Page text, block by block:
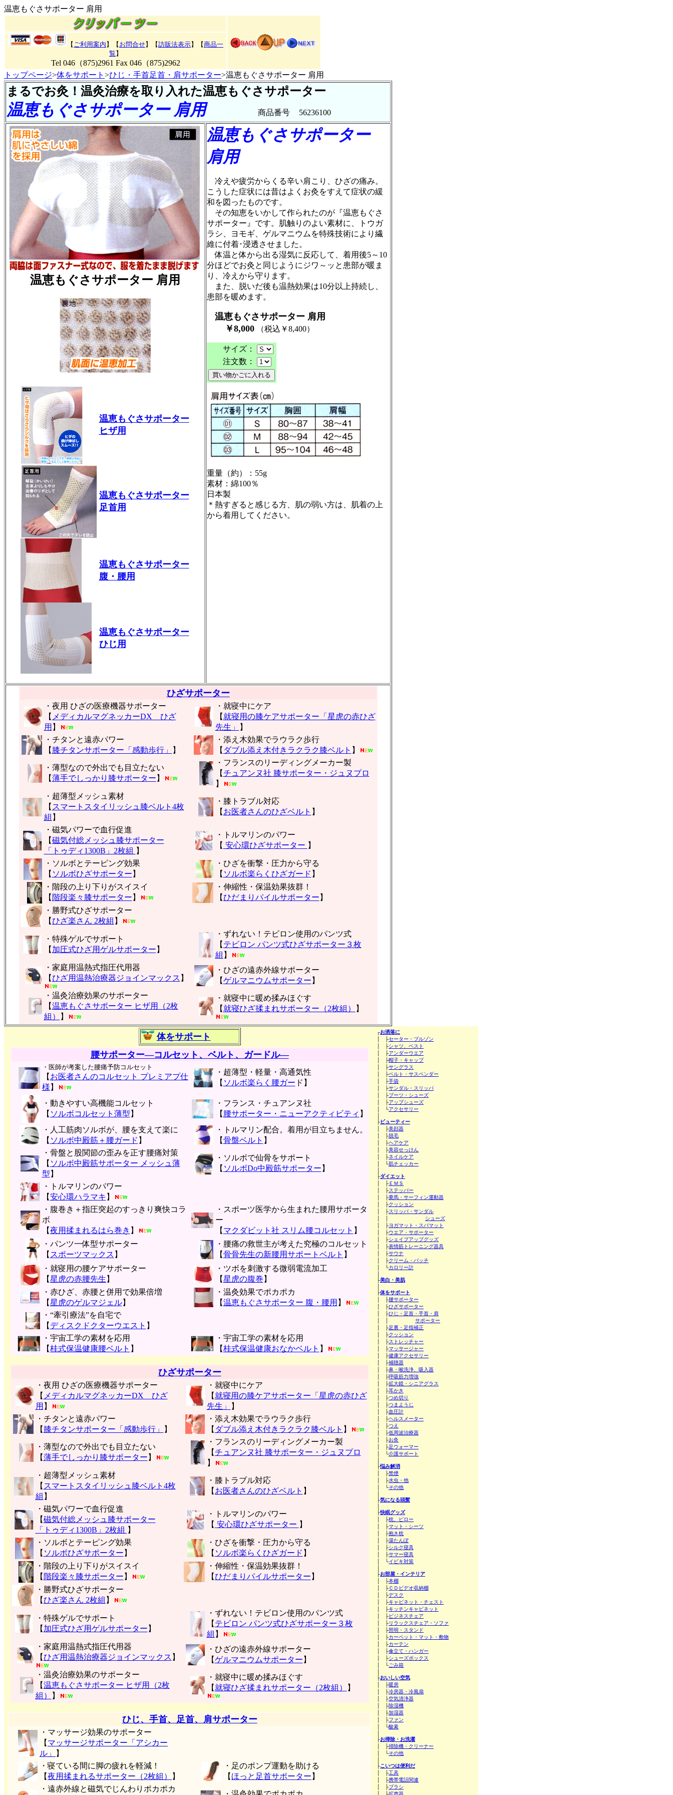
温恵もぐさサポーター 肩用
【 ご利用案内 】【 お問合せ】【訪販法表示】【商品一
覧 】
Tel 046（875)2961 Fax 046（875)2962
トップページ>体をサポート >ひじ・手首足首・肩サポーター>温恵もぐさサポーター 肩用
まるでお灸！温灸治療を取り入れた温恵もぐさサポーター
温恵もぐさサポーター 肩用 商品番号 56236100
温恵もぐさサポーター 肩用
温恵もぐさサポーター
ヒザ用
温恵もぐさサポーター
足首用
温恵もぐさサポーター
腹・腰用
温恵もぐさサポーター
ひじ用
温恵もぐさサポーター
肩用
冷えや疲労からくる辛い肩こり、ひざの痛み。
こうした症状には昔はよくお灸をすえて症状の緩
和を図ったものです。
その知恵をいかして作られたのが『温恵もぐさ
サポーター』です。肌触りのよい素材に、トウガ
ラシ、ヨモギ、ゲルマニウムを特殊技術により繊
維に付着･浸透させました。
体温と体から出る湿気に反応して、着用後5～10
分ほどでお灸と同じようにジワ～ッと患部が暖ま
り、冷えから守ります。
また、脱いだ後も温熱効果は10分以上持続し、
患部を暖めます。
温恵もぐさサポーター 肩用
￥8,000 （税込￥8,400）
サイズ：
注文数：
重量（約）：55g
素材：綿100％
日本製
＊熱すぎると感じる方、肌の弱い方は、肌着の上
から着用してください。
ひざサポーター
・夜用 ひざの医療機器サポーター
【 メディカルマグネッカーDX ひざ
用 】
・就寝中にケア
【 就寝用の膝ケアサポーター「星虎の赤ひざ
先生」
】
・チタンと遠赤パワー
【 膝チタンサポーター「感動歩行」 】
・添え木効果でラウラク歩行
【 ダブル添え木付きラクラク膝ベルト 】
・薄型なので外出でも目立たない
【薄手でしっかり膝サポーター 】
・フランスのリーディングメーカー製
【チュアンヌ社 膝サポーター・ジュヌプロ
】
・超薄型メッシュ素材
【 スマートスタイリッシュ膝ベルト4枚
組 】
・膝トラブル対応
【 お医者さんのひざベルト 】
・磁気パワーで血行促進
【磁気付総メッシュ膝サポーター
「トゥディ1300B」2枚組 】
・トルマリンのパワー
【 安心環ひざサポーター 】
・ソルボとテーピング効果
【 ソルボひざサポーター 】
・ひざを衝撃・圧力から守る
【 ソルボ楽らくひざガード 】
・階段の上り下りがスイスイ
【 階段楽々膝サポーター 】
・伸縮性・保温効果抜群！
【ひだまりパイルサポーター 】
・勝野式ひざサポーター
【ひざ楽さん 2枚組 】
・特殊ゲルでサポート
【 加圧式ひざ用ゲルサポーター 】
・ずれない！テビロン使用のパンツ式
【 テビロン パンツ式ひざサポーター３枚
組 】
・家庭用温熱式指圧代用器
【ひざ用温熱治療器ジョインマックス 】
・ひざの遠赤外線サポーター
【ゲルマニウムサポーター 】
・温灸治療効果のサポーター
【温恵もぐさサポーター ヒザ用（2枚
組）
】
・就寝中に暖め揉みほぐす
【 就寝ひざ揉まれサポーター（2枚組） 】
体をサポート ┌お洒落に
│ ├セーター・ブルゾン
│ ├シャツ、ベスト
│ ├アンダーウエア
│ ├帽子・キャップ
│ ├サングラス
│ ├ベルト・サスペンダー
│ ├手袋
│ ├サンダル・スリッパ
│ ├ブーツ・シューズ
│ ├アップシューズ
│ └アクセサリー
├ビューティー
│ ├美顔器
│ ├脱毛
│ ├ヘアケア
│ ├美容せっけん
│ ├ネイルケア
│ └肌チェッカー
├ダイエット
│ ├ＥＭＳ
│ ├ステッパー
│ ├乗馬・サーフィン運動器
│ ├クッション
│ ├スリッパ・サンダル
シューズ
│ ├ヨガマット・スパマット
│ ├ウエア・サポーター
│ ├シェイプアップグッズ
│ ├表情筋トレーニング器具
│ ├サウナ
│ ├クリーム・パッチ
│ └カロリー計
├美白・美肌
├体をサポート
│ ├腰サポーター
│ ├ひざサポーター
│ ├ひじ・足首・手首・肩
サポーター
│ ├足裏・足指補正
│ ├クッション
│ ├ストレッチャー
│ ├マッサージャー
│ ├健康アクセサリー
│ ├補聴器
│ ├鼻・喉洗浄、吸入器
│ ├呼吸筋力増強
│ ├拡大鏡・シニアグラス
│ ├耳かき
│ ├つめ切り
│ ├つまようじ
│ ├血圧計
│ ├ヘルスメーター
│ ├つえ
│ ├低周波治療器
│ ├お灸
│ ├足ウォーマー
│ └介護サポート
├悩み解消
│ ├禁煙
│ ├水虫・他
│ └その他
├気になる頭髪
├快眠グッズ
│ ├枕、ピロー
│ ├マット・シーツ
│ ├抱き枕
│ ├湯たんぽ
│ ├シルク寝具
│ ├サマー寝具
│ └イビキ対策
├お部屋・インテリア
│ ├本棚
│ ├ＣＤビデオ収納棚
│ ├デスク
│ ├キャビネット・チェスト
│ ├キッチンキャビネット
│ ├ビジネスチェア
│ ├リラックスチェア・ソファ
│ ├照明・スタンド
│ ├カーペット・マット・敷物
│ ├カーテン
│ ├傘立て・ハンガー
│ ├シューズボックス
│ └ごみ箱
├おいしい空気
│ ├暖房
│ ├冷房器・冷風扇
│ ├空気清浄器
│ ├除湿機
│ ├加湿器
│ ├ファン
│ └酸素
├お掃除・お洗濯
│ ├掃除機・クリーナー
│ └その他
├こいつは便利だ
│ ├工具
│ ├携帯電話関連
│ ├ブラシ
│ ├拡声器
腰サポーター―コルセット、ベルト、ガードル―
・医師が考案した腰痛予防コルセット
【 お医者さんのコルセット プレミアプ仕
様 】
・超薄型・軽量・高通気性
【 ソルボ楽らく腰ガー ド】
・動きやすい高機能コルセット
【 ソルボコルセット薄型 】
・フランス・チュアンヌ社
【 腰サポーター・ニューアクティビティ 】
・人工筋肉ソルボが、腰を支えて楽に
【 ソルボ中殿筋＋腰ガード 】
・トルマリン配合。着用が目立ちません。
【骨盤ベルト 】
・骨盤と股関節の歪みを正す腰痛対策
【 ソルボ中殿筋サポーター メッシュ薄
型 】
・ソルボで仙骨をサポート
【 ソルボDo中殿筋サポーター 】
・トルマリンのパワー
【安心環ハラマキ 】
・腹巻き＋指圧突起のすっきり爽快コラ
ボ
【夜用揉まれるはら巻き 】
・スポーツ医学から生まれた腰用サポータ
ー
【 マクダビット社 スリム腰コルセット 】
・パンツ一体型サポーター
【 スポーツマックス 】
・腰痛の救世主が考えた究極のコルセット
【骨骨先生の新腰用サポートベルト 】
・就寝用の腰ケアサポーター
【星虎の赤腰先生 】
・ツボを刺激する微弱電流加工
【星虎の腹巻 】
・赤ひざ、赤腰と併用で効果倍増
【星虎のゲルマジェル】
・温灸効果でポカポカ
【温恵もぐさサポーター 腹・腰用 】
・“牽引療法”を自宅で
【 ディスクドクターウエスト 】
・宇宙工学の素材を応用
【桂式保温健康腰ベルト 】
・宇宙工学の素材を応用
【桂式保温健康おなかベルト 】
ひざサポーター
・夜用 ひざの医療機器サポーター
【 メディカルマグネッカーDX ひざ
用 】
・就寝中にケア
【 就寝用の膝ケアサポーター「星虎の赤ひざ
先生」
】
・チタンと遠赤パワー
【 膝チタンサポーター「感動歩行」 】
・添え木効果でラウラク歩行
【 ダブル添え木付きラクラク膝ベルト 】
・薄型なので外出でも目立たない
【薄手でしっかり膝サポーター 】
・フランスのリーディングメーカー製
【チュアンヌ社 膝サポーター・ジュヌプロ
】
・超薄型メッシュ素材
【 スマートスタイリッシュ膝ベルト4枚
組 】
・膝トラブル対応
【 お医者さんのひざベルト 】
・磁気パワーで血行促進
【磁気付総メッシュ膝サポーター
「トゥディ1300B」2枚組 】
・トルマリンのパワー
【 安心環ひざサポーター 】
・ソルボとテーピング効果
【 ソルボひざサポーター 】
・ひざを衝撃・圧力から守る
【 ソルボ楽らくひざガード 】
・階段の上り下りがスイスイ
【 階段楽々膝サポーター 】
・伸縮性・保温効果抜群！
【ひだまりパイルサポーター 】
・勝野式ひざサポーター
【ひざ楽さん 2枚組 】
・特殊ゲルでサポート
【 加圧式ひざ用ゲルサポーター 】
・ずれない！テビロン使用のパンツ式
【 テビロン パンツ式ひざサポーター３枚
組 】
・家庭用温熱式指圧代用器
【ひざ用温熱治療器ジョインマックス 】
・ひざの遠赤外線サポーター
【ゲルマニウムサポーター 】
・温灸治療効果のサポーター
【温恵もぐさサポーター ヒザ用（2枚
組）
】
・就寝中に暖め揉みほぐす
【 就寝ひざ揉まれサポーター（2枚組） 】
ひじ、手首、足首、肩サポーター
・マッサージ効果のサポーター
【 マッサージサポーター「アシカー
ル」
】
・寝ている間に脚の疲れを軽減！
【夜用揉まれるサポーター（2枚組） 】
・足のポンプ運動を助ける
【 ほっと足首サポーター 】
・遠赤外線と磁気でじんわりポカポカ